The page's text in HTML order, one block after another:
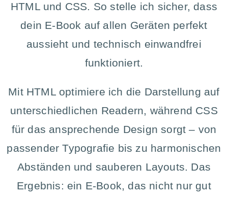
HTML und CSS. So stelle ich sicher, dass
dein E-Book auf allen Geräten perfekt
aussieht und technisch einwandfrei
funktioniert.
Mit HTML optimiere ich die Darstellung auf
unterschiedlichen Readern, während CSS
für das ansprechende Design sorgt – von
passender Typografie bis zu harmonischen
Abständen und sauberen Layouts. Das
Ergebnis: ein E-Book, das nicht nur gut